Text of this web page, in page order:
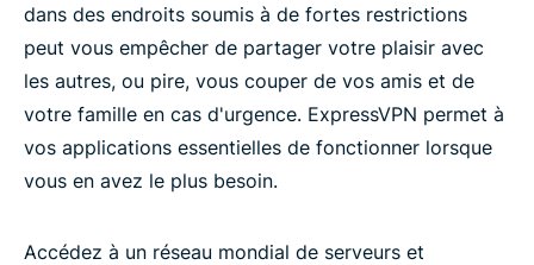
dans des endroits soumis à de fortes restrictions
peut vous empêcher de partager votre plaisir avec
les autres, ou pire, vous couper de vos amis et de
votre famille en cas d'urgence. ExpressVPN permet à
vos applications essentielles de fonctionner lorsque
vous en avez le plus besoin.
Accédez à un réseau mondial de serveurs et